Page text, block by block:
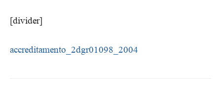
[divider]
accreditamento_2dgr01098_2004